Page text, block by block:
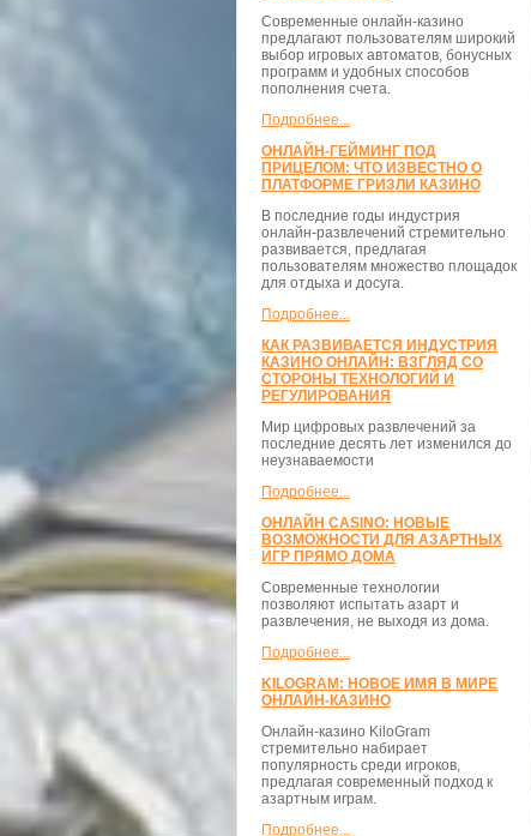
Современные онлайн-казино
предлагают пользователям широкий
выбор игровых автоматов, бонусных
программ и удобных способов
пополнения счета.
Подробнее...
ОНЛАЙН-ГЕЙМИНГ ПОД
ПРИЦЕЛОМ: ЧТО ИЗВЕСТНО О
ПЛАТФОРМЕ ГРИЗЛИ КАЗИНО
В последние годы индустрия
онлайн-развлечений стремительно
развивается, предлагая
пользователям множество площадок
для отдыха и досуга.
Подробнее...
КАК РАЗВИВАЕТСЯ ИНДУСТРИЯ
КАЗИНО ОНЛАЙН: ВЗГЛЯД СО
СТОРОНЫ ТЕХНОЛОГИЙ И
РЕГУЛИРОВАНИЯ
Мир цифровых развлечений за
последние десять лет изменился до
неузнаваемости
Подробнее...
ОНЛАЙН CASINO: НОВЫЕ
ВОЗМОЖНОСТИ ДЛЯ АЗАРТНЫХ
ИГР ПРЯМО ДОМА
Современные технологии
позволяют испытать азарт и
развлечения, не выходя из дома.
Подробнее...
KILOGRAM: НОВОЕ ИМЯ В МИРЕ
ОНЛАЙН-КАЗИНО
Онлайн-казино KiloGram
стремительно набирает
популярность среди игроков,
предлагая современный подход к
азартным играм.
Подробнее...